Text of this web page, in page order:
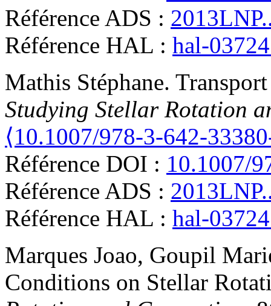
Référence ADS :
Référence HAL : hal-
Mathis Stéphane.
Studying Stellar Rotation
⟨10.1007/978-3-642-
Référence DOI : 10.1007/
Référence ADS :
Référence HAL : hal-
Marques Joao, Goupil
Conditions on Stellar